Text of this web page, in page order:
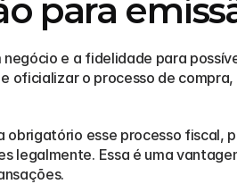
para
e a fidelidade para
oficializar o processo de
obrigatório esse processo fiscal,
legalmente. Essa é uma